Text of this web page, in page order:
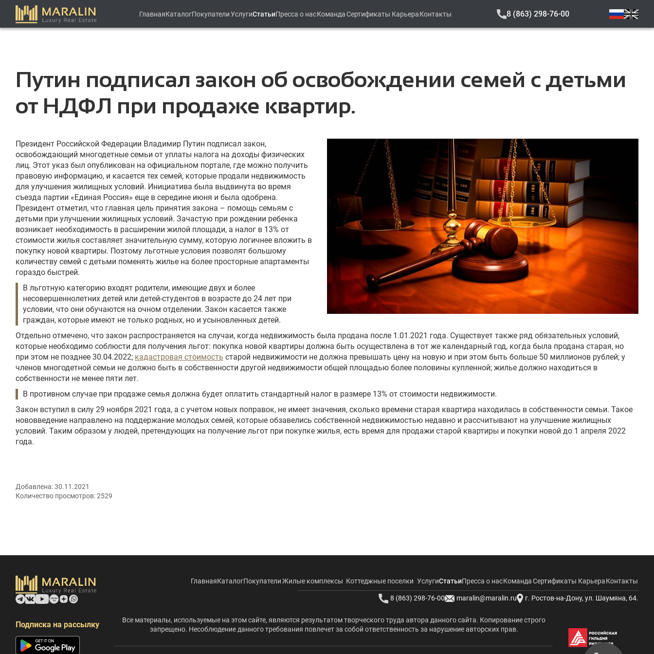
ГлавнаяКаталогПокупателиУслугиСтатьиПресса о насКомандаСертификаты КарьераКонтакты 8 (863) 298-76-00
Путин подписал закон об освобождении семей с детьми
от НДФЛ при продаже квартир.
Президент Российской Федерации Владимир Путин подписал закон,
освобождающий многодетные семьи от уплаты налога на доходы физических
лиц. Этот указ был опубликован на официальном портале, где можно получить
правовую информацию, и касается тех семей, которые продали недвижимость
для улучшения жилищных условий. Инициатива была выдвинута во время
съезда партии «Единая Россия» еще в середине июня и была одобрена.
Президент отметил, что главная цель принятия закона – помощь семьям с
детьми при улучшении жилищных условий. Зачастую при рождении ребенка
возникает необходимость в расширении жилой площади, а налог в 13% от
стоимости жилья составляет значительную сумму, которую логичнее вложить в
покупку новой квартиры. Поэтому льготные условия позволят большому
количеству семей с детьми поменять жилье на более просторные апартаменты
гораздо быстрей.
В льготную категорию входят родители, имеющие двух и более
несовершеннолетних детей или детей-студентов в возрасте до 24 лет при
условии, что они обучаются на очном отделении. Закон касается также
граждан, которые имеют не только родных, но и усыновленных детей.
Отдельно отмечено, что закон распространяется на случаи, когда недвижимость была продана после 1.01.2021 года. Существует также ряд обязательных условий,
которые необходимо соблюсти для получения льгот: покупка новой квартиры должна быть осуществлена в тот же календарный год, когда была продана старая, но
при этом не позднее 30.04.2022; кадастровая стоимость старой недвижимости не должна превышать цену на новую и при этом быть больше 50 миллионов рублей; у
членов многодетной семьи не должно быть в собственности другой недвижимости общей площадью более половины купленной; жилье должно находиться в
собственности не менее пяти лет.
В противном случае при продаже семья должна будет оплатить стандартный налог в размере 13% от стоимости недвижимости.
Закон вступил в силу 29 ноября 2021 года, а с учетом новых поправок, не имеет значения, сколько времени старая квартира находилась в собственности семьи. Такое
нововведение направлено на поддержание молодых семей, которые обзавелись собственной недвижимостью недавно и рассчитывают на улучшение жилищных
условий. Таким образом у людей, претендующих на получение льгот при покупке жилья, есть время для продажи старой квартиры и покупки новой до 1 апреля 2022
года.
Добавлена:30.11.2021
Количество просмотров:2529
ГлавнаяКаталогПокупателиЖилые комплексы Коттеджные поселки УслугиСтатьиПресса о насКомандаСертификаты КарьераКонтакты
8 (863) 298-76-00 maralin@maralin.ru г. Ростов-на-Дону, ул. Шаумяна, 64.
Подписка на рассылку
Все материалы, используемые на этом сайте, являются результатом творческого труда автора данного сайта. Копирование строго
запрещено. Несоблюдение данного требования повлечет за собой ответственность за нарушение авторских прав.